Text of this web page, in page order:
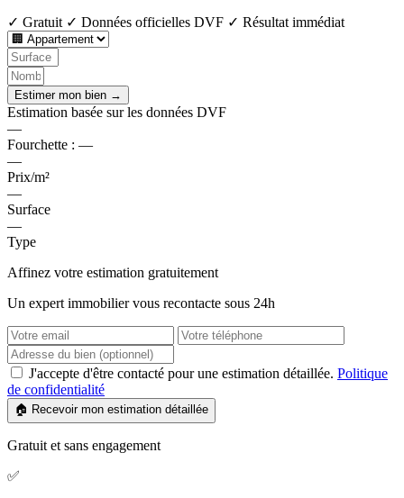
✓ Gratuit ✓ Données officielles DVF ✓ Résultat immédiat
Estimer mon bien →
Estimation basée sur les données DVF
—
Fourchette : —
—
Prix/m²
—
Surface
—
Type
Affinez votre estimation gratuitement
Un expert immobilier vous recontacte sous 24h
J'accepte d'être contacté pour une estimation détaillée. Politique
de confidentialité
🏠 Recevoir mon estimation détaillée
Gratuit et sans engagement
✅